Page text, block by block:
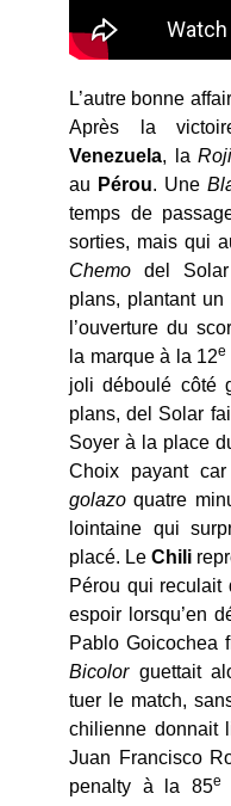
L’autre bonne
Après la
Venezuela, la
au Pérou. Une
temps de
sorties, mais qui
Chemo del
plans, plantant
l’ouverture du
la marque à la 12e
joli déboulé côté
plans, del Solar
Soyer à la place
Choix payant
golazo quatre
lointaine qui
placé. LeChili
Pérou qui reculait
espoir lorsqu’en
Pablo Goicochea
Bicolorguettait
tuer le match,
chilienne donnait
Juan Francisco
penalty à la 85e